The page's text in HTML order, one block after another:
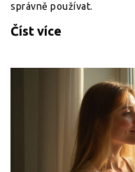
správně používat.
Číst více